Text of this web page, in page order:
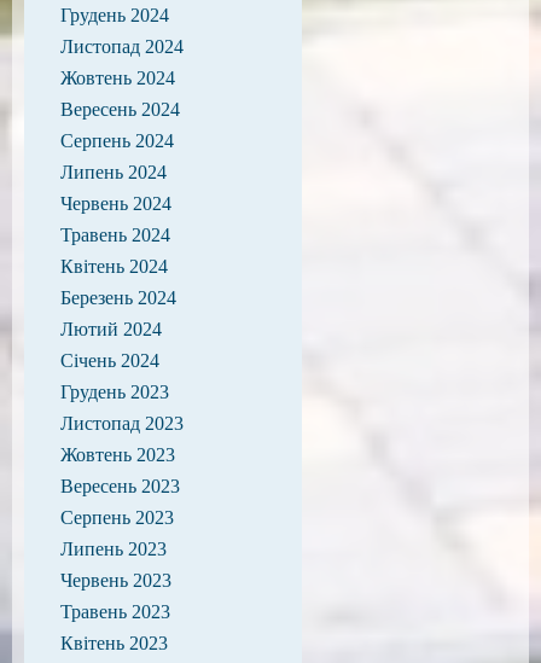
Грудень 2024
Листопад 2024
Жовтень 2024
Вересень 2024
Серпень 2024
Липень 2024
Червень 2024
Травень 2024
Квітень 2024
Березень 2024
Лютий 2024
Січень 2024
Грудень 2023
Листопад 2023
Жовтень 2023
Вересень 2023
Серпень 2023
Липень 2023
Червень 2023
Травень 2023
Квітень 2023